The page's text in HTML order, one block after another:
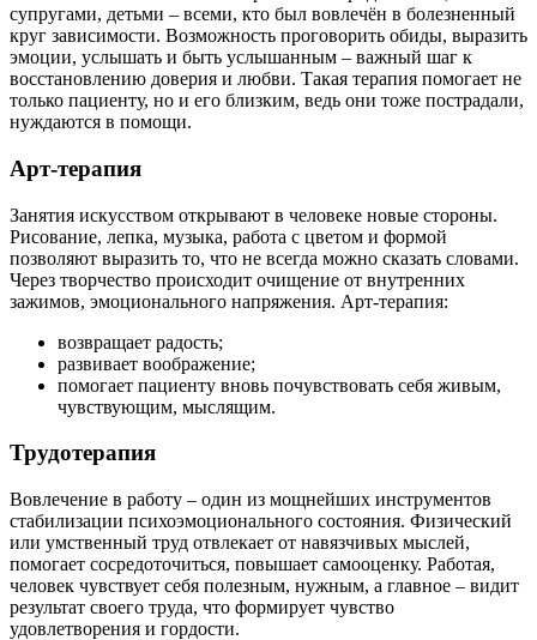
супругами, детьми – всеми, кто был вовлечён в болезненный
круг зависимости. Возможность проговорить обиды, выразить
эмоции, услышать и быть услышанным – важный шаг к
восстановлению доверия и любви. Такая терапия помогает не
только пациенту, но и его близким, ведь они тоже пострадали,
нуждаются в помощи.
Арт-терапия
Занятия искусством открывают в человеке новые стороны.
Рисование, лепка, музыка, работа с цветом и формой
позволяют выразить то, что не всегда можно сказать словами.
Через творчество происходит очищение от внутренних
зажимов, эмоционального напряжения. Арт-терапия:
возвращает радость;
развивает воображение;
помогает пациенту вновь почувствовать себя живым,
чувствующим, мыслящим.
Трудотерапия
Вовлечение в работу – один из мощнейших инструментов
стабилизации психоэмоционального состояния. Физический
или умственный труд отвлекает от навязчивых мыслей,
помогает сосредоточиться, повышает самооценку. Работая,
человек чувствует себя полезным, нужным, а главное – видит
результат своего труда, что формирует чувство
удовлетворения и гордости.